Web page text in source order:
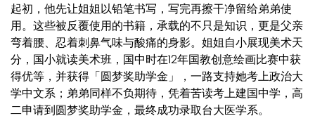
起初，他先让姐姐以铅笔书写，写完再擦干净留给弟弟使
用。这些被反覆使用的书籍，承载的不只是知识，更是父亲
弯着腰、忍着刺鼻气味与酸痛的身影。姐姐自小展现美术天
分，国小就读美术班，国中时在12年国教创意绘画比赛中获
得优等，并获得「圆梦奖助学金」，一路支持她考上政治大
学中文系；弟弟同样不负期待，凭着苦读考上建国中学，高
二申请到圆梦奖助学金，最终成功录取台大医学系。